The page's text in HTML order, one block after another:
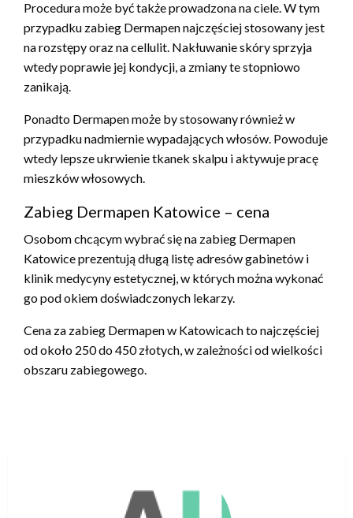
Procedura może być także prowadzona na ciele. W tym
przypadku zabieg Dermapen najczęściej stosowany jest
na rozstępy oraz na cellulit. Nakłuwanie skóry sprzyja
wtedy poprawie jej kondycji, a zmiany te stopniowo
zanikają.
Ponadto Dermapen może by stosowany również w
przypadku nadmiernie wypadających włosów. Powoduje
wtedy lepsze ukrwienie tkanek skalpu i aktywuje pracę
mieszków włosowych.
Zabieg Dermapen Katowice – cena
Osobom chcącym wybrać się na zabieg Dermapen
Katowice prezentują długą listę adresów gabinetów i
klinik medycyny estetycznej, w których można wykonać
go pod okiem doświadczonych lekarzy.
Cena za zabieg Dermapen w Katowicach to najczęściej
od około 250 do 450 złotych, w zależności od wielkości
obszaru zabiegowego.